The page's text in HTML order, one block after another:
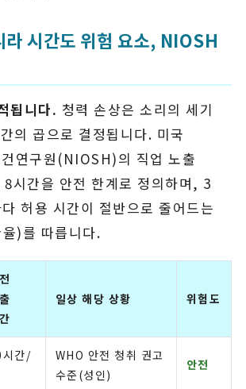
라 시간도 위험 요소, NIOSH
됩니다. 청력 손상은 소리의 세기
의 곱으로 결정됩니다. 미국
연구원(NIOSH)의 직업 노출
시간을 안전 한계로 정의하며, 3
허용 시간이 절반으로 줄어드는
)를 따릅니다.
일상 해당 상황 위험도
간/
WHO 안전 청취 권고
수준(성인)
안전